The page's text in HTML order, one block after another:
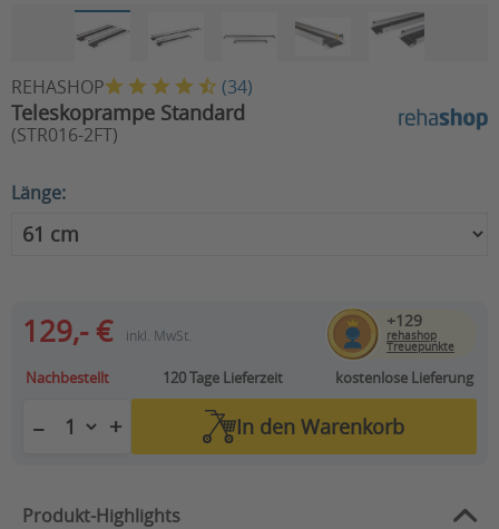
REHASHOP (34)
Teleskoprampe Standard
(STR016-2FT)
Länge:
129,- € inkl. MwSt.
+129
rehashop
Treuepunkte
Nachbestellt 120 TageLieferzeit kostenlose Lieferung
− + In den Warenkorb
Produkt-Highlights